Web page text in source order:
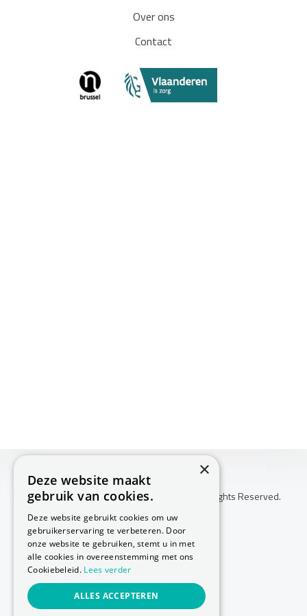
Over ons
Contact
Copyright © 2026 Huis Voor Gezondheid. All Rights Reserved.
Klachtenprocedure
Annuleringsvoorwaarden
-
-
Privacy Policy
×
Deze website maakt
gebruik van cookies.
Deze website gebruikt cookies om uw
gebruikerservaring te verbeteren. Door
onze website te gebruiken, stemt u in met
alle cookies in overeenstemming met ons
Cookiebeleid. Lees verder
ALLES ACCEPTEREN